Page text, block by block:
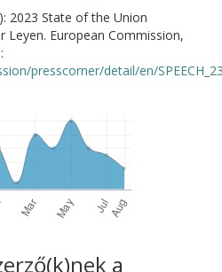
2023 State of the Union
Leyen. European Commission,
presscorner/detail/en/
a